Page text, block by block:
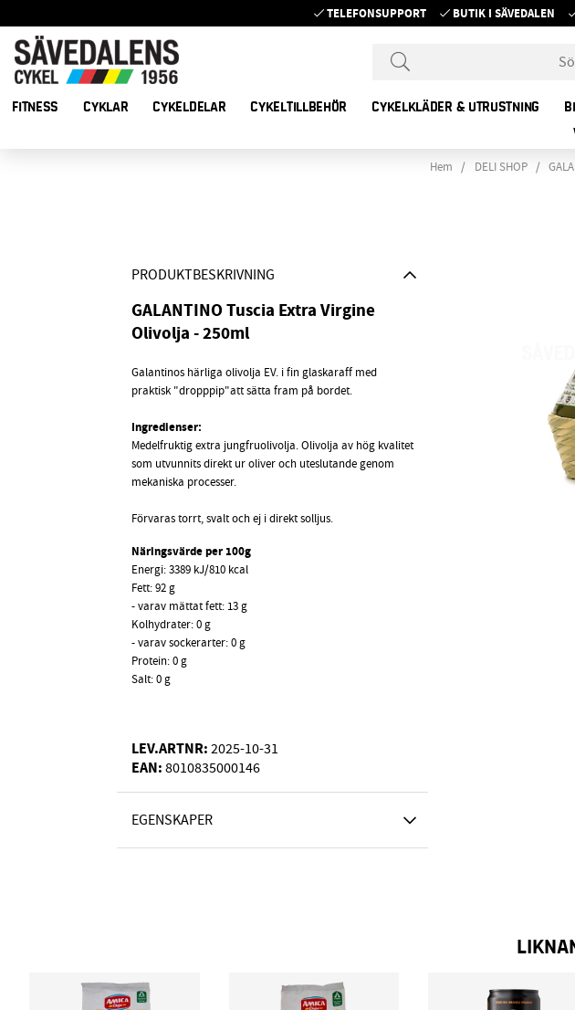
TELEFONSUPPORT BUTIK I SÄVEDALEN
FITNESS CYKLAR CYKELDELAR CYKELTILLBEHÖR CYKELKLÄDER & UTRUSTNING
Hem DELI SHOP
PRODUKTBESKRIVNING
GALANTINO Tuscia Extra Virgine
Olivolja - 250ml
Galantinos härliga olivolja EV. i fin glaskaraff med
praktisk "dropppip"att sätta fram på bordet.
Ingredienser:
Medelfruktig extra jungfruolivolja. Olivolja av hög kvalitet
som utvunnits direkt ur oliver och uteslutande genom
mekaniska processer.
Förvaras torrt, svalt och ej i direkt solljus.
Näringsvärde per 100g
Energi: 3389 kJ/810 kcal
Fett: 92 g
- varav mättat fett: 13 g
Kolhydrater: 0 g
- varav sockerarter: 0 g
Protein: 0 g
Salt: 0 g
LEV.ARTNR: 2025-10-31
EAN: 8010835000146
EGENSKAPER